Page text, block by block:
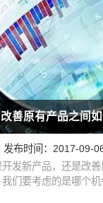
善原有产品之间
发布时间：2017-09-
发新产品，还是改
们要考虑的是哪个